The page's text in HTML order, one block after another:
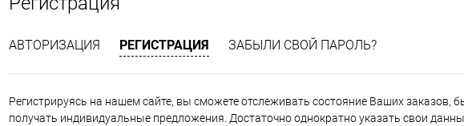
АВТОРИЗАЦИЯ РЕГИСТРАЦИЯ ЗАБЫЛИ СВОЙ ПАРОЛЬ?
Регистрируясь на нашем сайте, вы сможете отслеживать состояние Ваших заказов,
получать индивидуальные предложения. Достаточно однократно указать свои